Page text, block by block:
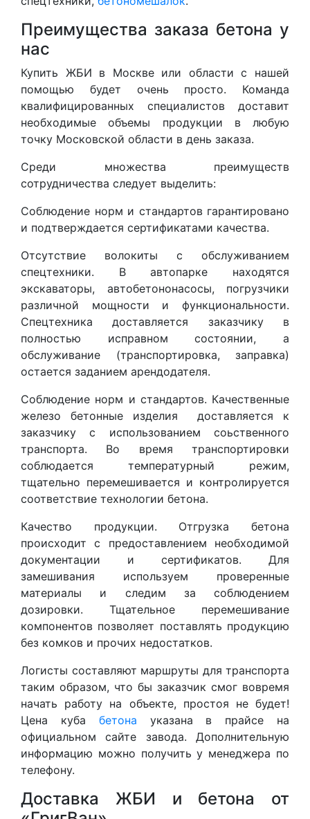
Преимущества заказа бетона у
нас
Купить ЖБИ в Москве или области с нашей
помощью будет очень просто. Команда
квалифицированных специалистов доставит
необходимые объемы продукции в любую
точку Московской области в день заказа.
Среди множества преимуществ
сотрудничества следует выделить:
Соблюдение норм и стандартов гарантировано
и подтверждается сертификатами качества.
Отсутствие волокиты с обслуживанием
спецтехники. В автопарке находятся
экскаваторы, автобетононасосы, погрузчики
различной мощности и функциональности.
Спецтехника доставляется заказчику в
полностью исправном состоянии, а
обслуживание (транспортировка, заправка)
остается заданием арендодателя.
Соблюдение норм и стандартов. Качественные
железо бетонные изделия доставляется к
заказчику с использованием соьственного
транспорта. Во время транспортировки
соблюдается температурный режим,
тщательно перемешивается и контролируется
соответствие технологии бетона.
Качество продукции. Отгрузка бетона
происходит с предоставлением необходимой
документации и сертификатов. Для
замешивания используем проверенные
материалы и следим за соблюдением
дозировки. Тщательное перемешивание
компонентов позволяет поставлять продукцию
без комков и прочих недостатков.
Логисты составляют маршруты для транспорта
таким образом, что бы заказчик смог вовремя
начать работу на объекте, простоя не будет!
Цена куба бетона указана в прайсе на
официальном сайте завода. Дополнительную
информацию можно получить у менеджера по
телефону.
Доставка ЖБИ и бетона от